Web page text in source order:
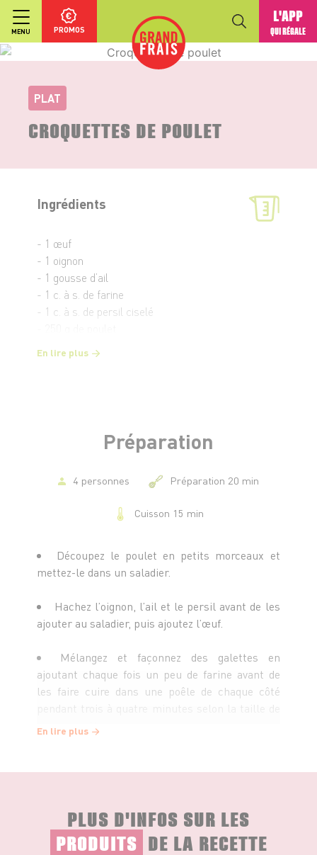
MENU PROMOS
L'APP
QUI RÉGALE
PLAT
CROQUETTES DE POULET
Ingrédients
- 1 œuf
- 1 oignon
- 1 gousse d’ail
- 1 c. à s. de farine
- 1 c. à s. de persil ciselé
En lire plus
Préparation
4 personnes Préparation 20 min
Cuisson 15 min
Découpez le poulet en petits morceaux et
mettez-le dans un saladier.
Hachez l’oignon, l’ail et le persil avant de les
ajouter au saladier, puis ajoutez l’œuf.
Mélangez et façonnez des galettes en
ajoutant chaque fois un peu de farine avant de
les faire cuire dans une poêle de chaque côté
vos croquettes.
En lire plus
PLUS D'INFOS SUR LES
PRODUITS DE LA RECETTE